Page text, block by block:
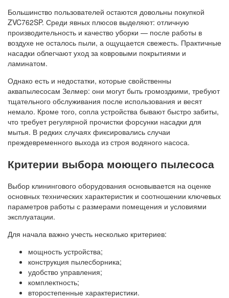
Большинство пользователей остаются довольны покупкой
ZVC762SP. Среди явных плюсов выделяют: отличную
производительность и качество уборки — после работы в
воздухе не осталось пыли, а ощущается свежесть. Практичные
насадки облегчают уход за ковровыми покрытиями и
ламинатом.
Однако есть и недостатки, которые свойственны
аквапылесосам Зелмер: они могут быть громоздкими, требуют
тщательного обслуживания после использования и весят
немало. Кроме того, сопла устройства бывают быстро забиты,
что требует регулярной прочистки форсунки насадки для
мытья. В редких случаях фиксировались случаи
преждевременного выхода из строя водяного насоса.
Критерии выбора моющего пылесоса
Выбор клинингового оборудования основывается на оценке
основных технических характеристик и соотношении ключевых
параметров работы с размерами помещения и условиями
эксплуатации.
Для начала важно учесть несколько критериев:
мощность устройства;
конструкция пылесборника;
удобство управления;
комплектность;
второстепенные характеристики.